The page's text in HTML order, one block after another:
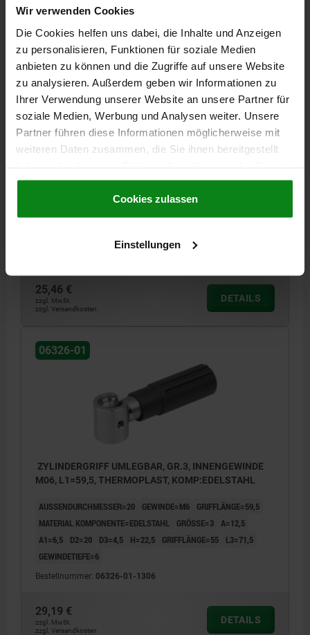
Wir verwenden Cookies
Die Cookies helfen uns dabei, die Inhalte und Anzeigen
zu personalisieren, Funktionen für soziale Medien
anbieten zu können und die Zugriffe auf unsere Website
zu analysieren. Außerdem geben wir Informationen zu
Ihrer Verwendung unserer Website an unsere Partner für
soziale Medien, Werbung und Analysen weiter. Unsere
Partner führen diese Informationen möglicherweise mit
weiteren Daten zusammen, die Sie ihnen bereitgestellt
gesammelt haben.Cookie Richtlinien
Datenschutz|AGB
Cookies zulassen
Einstellungen
06326-01
ZYLINDERGRIFF UMLEGBAR, GR.2, INNENGEWINDE
AUSSENDURCHMESSER=16 GEWINDE=M5 GRIFFLÄNGE=49
MATERIAL KOMPONENTE=EDELSTAHL GRÖSSE=2
D2=16 D3=3,5 H=18 GRIFFLÄNGE=44 L3=58
25,46 €
zzgl. MwSt.
zzgl. Versandkosten
DETAILS
06326-01
ZYLINDERGRIFF UMLEGBAR, GR.3, INNENGEWINDE
M06, L1=59,5, THERMOPLAST, KOMP:EDELSTAHL
AUSSENDURCHMESSER=20 GEWINDE=M6
GRIFFLÄNGE=59,5
MATERIAL KOMPONENTE=EDELSTAHL
GRÖSSE=3
A=12,5
A1=6,5
D2=20 D3=4,5 H=22,5 GRIFFLÄNGE=55
L3=71,5
GEWINDETIEFE=6
Bestellnummer: 06326-01-1306
29,19 €
zzgl. MwSt.
zzgl. Versandkosten
DETAILS